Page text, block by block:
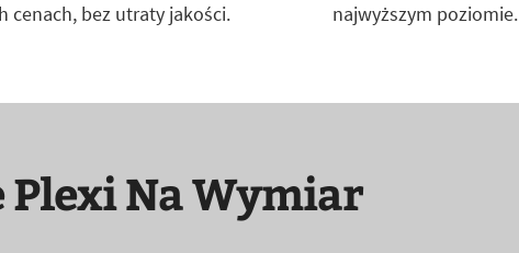
cenach, bez utraty jakości.
najwyższym poziomie.
Plexi Na Wymiar